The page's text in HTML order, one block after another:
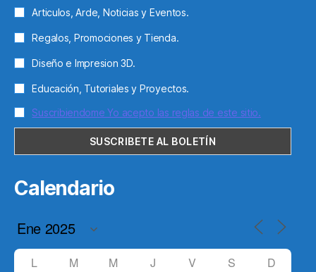
Articulos, Arde, Noticias y Eventos.
Regalos, Promociones y Tienda.
Diseño e Impresion 3D.
Educación, Tutoriales y Proyectos.
Suscribiendome Yo acepto las reglas de este sitio.
Calendario
L M M J V S D